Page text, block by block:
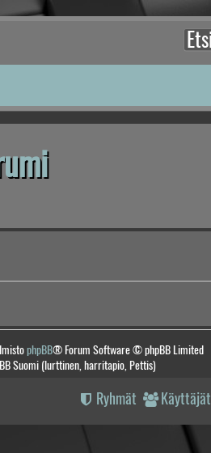
phpBB® Forum Software © phpBB Limited
Suomi (lurttinen, harritapio, Pettis)
Käyttäjät
Ryhmät